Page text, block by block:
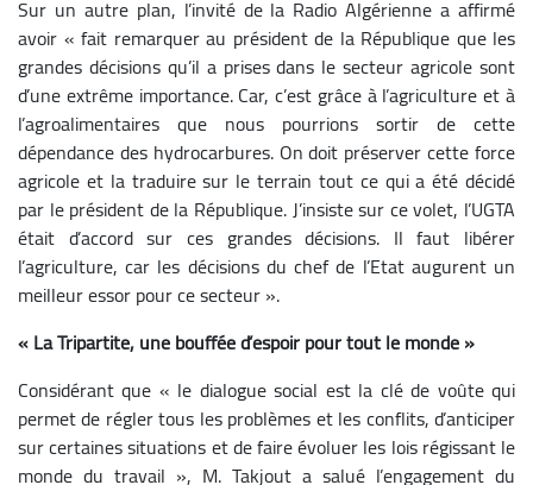
Sur un autre plan, l’invité de la Radio Algérienne a affirmé
avoir « fait remarquer au président de la République que les
grandes décisions qu’il a prises dans le secteur agricole sont
d’une extrême importance. Car, c’est grâce à l’agriculture et à
l’agroalimentaires que nous pourrions sortir de cette
dépendance des hydrocarbures. On doit préserver cette force
agricole et la traduire sur le terrain tout ce qui a été décidé
par le président de la République. J’insiste sur ce volet, l’UGTA
était d’accord sur ces grandes décisions. Il faut libérer
l’agriculture, car les décisions du chef de l’Etat augurent un
meilleur essor pour ce secteur ».
« La Tripartite, une bouffée d’espoir pour tout le monde »
Considérant que « le dialogue social est la clé de voûte qui
permet de régler tous les problèmes et les conflits, d’anticiper
sur certaines situations et de faire évoluer les lois régissant le
monde du travail », M. Takjout a salué l’engagement du